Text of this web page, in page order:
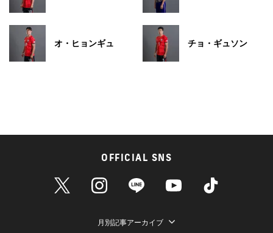
オ・ヒョンギュ チョ・ギュソン
OFFICIAL SNS
月別記事アーカイブ